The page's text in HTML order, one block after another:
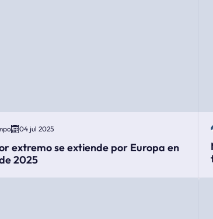
04 jul 2025
extremo se extiende por Europa en
2025